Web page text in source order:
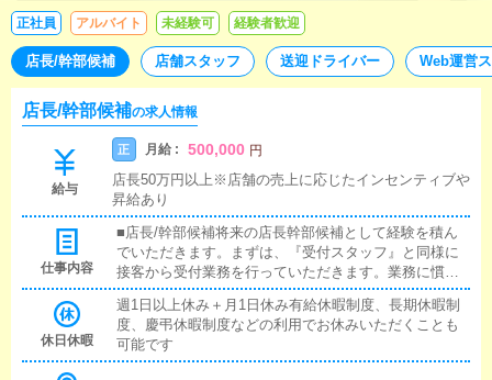
正社員 アルバイト 未経験可 経験者歓迎
店長/幹部候補 店舗スタッフ 送迎ドライバー Web運営
店長/幹部候補の求人情報
給与
正 月給 : 500,000 円
店長50万円以上※店舗の売上に応じたインセンティブや
昇給あり
仕事内容
■店長/幹部候補将来の店長幹部候補として経験を積ん
でいただきます。まずは、『受付スタッフ』と同様に
接客から受付業務を行っていただきます。業務に慣れ
てきたら、『キャストの管理』や『経営に関わる業
務』を順に覚えていただきます。早い方だと１年ぐら
いで、店長として新しい店舗の運営をお任せします。■
対面接客・受付業務お客様からのお問合せや来店され
休日休暇
週1日以上休み＋月1日休み有給休暇制度、長期休暇制
度、慶弔休暇制度などの利用でお休みいただくことも
可能です